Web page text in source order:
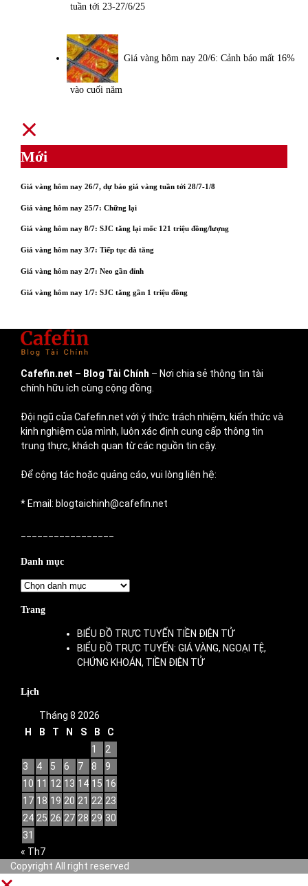
tuần tới 23-27/6/25
Giá vàng hôm nay 20/6: Cảnh báo mất 16%
vào cuối năm
Mới
Giá vàng hôm nay 26/7, dự báo giá vàng tuần tới 28/7-1/8
Giá vàng hôm nay 25/7: Chững lại
Giá vàng hôm nay 8/7: SJC tăng lại mốc 121 triệu đồng/lượng
Giá vàng hôm nay 3/7: Tiếp tục đà tăng
Giá vàng hôm nay 2/7: Neo gần đỉnh
Giá vàng hôm nay 1/7: SJC tăng gần 1 triệu đồng
Cafefin.net – Blog Tài Chính – Nơi chia sẻ thông tin tài
chính hữu ích cùng cộng đồng.
Đội ngũ của Cafefin.net với ý thức trách nhiệm, kiến thức và
kinh nghiệm của mình, luôn xác định cung cấp thông tin
trung thực, khách quan từ các nguồn tin cậy.
Để cộng tác hoặc quảng cáo, vui lòng liên hệ:
* Email: blogtaichinh@cafefin.net
Danh mục
Danh
Trang
BIỂU ĐỒ TRỰC TUYẾN TIỀN ĐIỆN TỬ
BIỂU ĐỒ TRỰC TUYẾN: GIÁ VÀNG, NGOẠI TỆ,
CHỨNG KHOÁN, TIỀN ĐIỆN TỬ
Lịch
Tháng 8 2026
H
B T N S B
C
1
2
3
4 5 6 7 8
9
10 11 12 13 14 15 16
17 18 19 20 21 22 23
24 25 26 27 28 29 30
31
« Th7
Copyright All right reserved